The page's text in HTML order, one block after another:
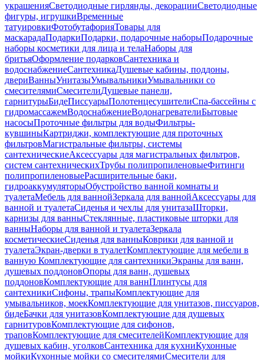
украшенияСветодиодные гирлянды, декорацииСветодиодные
фигуры, игрушкиВременные
татуировкиФотобутафорияТовары для
маскарадаПодаркиПодарки, подарочные наборыПодарочные
наборы косметики для лица и телаНаборы для
бритьяОформление подарковСантехника и
водоснабжениеСантехникаДушевые кабины, поддоны,
двериВанныУнитазыУмывальникиУмывальники со
смесителямиСмесителиДушевые панели,
гарнитурыБидеПиссуарыПолотенцесушителиСпа-бассейны с
гидромассажемВодоснабжениеВодонагревателиБытовые
насосыПроточные фильтры для водыФильтры-
кувшиныКартриджи, комплектующие для проточных
фильтровМагистральные фильтры, системы
сантехническиеАксессуары для магистральных фильтров,
систем сантехническихТрубы полипропиленовыеФитинги
полипропиленовыеРасширительные баки,
гидроаккумуляторыОбустройство ванной комнаты и
туалетаМебель для ваннойЗеркала для ваннойАксессуары для
ванной и туалетаСиденья и чехлы для унитазаШторки,
карнизы для ванныСтеклянные, пластиковые шторки для
ванныНаборы для ванной и туалетаЗеркала
косметическиеСиденья для ванныКоврики для ванной и
туалетаЭкран-дверки в туалетКомплектующие для мебели в
ванную Комплектующие для сантехникиЭкраны для ванн,
душевых поддоновОпоры для ванн, душевых
поддоновКомплектующие для ваннПлинтусы для
сантехникиСифоны, трапыКомплектующие для
умывальников, моекКомплектующие для унитазов, писсуаров,
бидеБачки для унитазовКомплектующие для душевых
гарнитуровКомплектующие для сифонов,
траповКомплектующие для смесителейКомплектующие для
душевых кабин, уголковСантехника для кухниКухонные
мойкиКухонные мойки со смесителямиСмесители для